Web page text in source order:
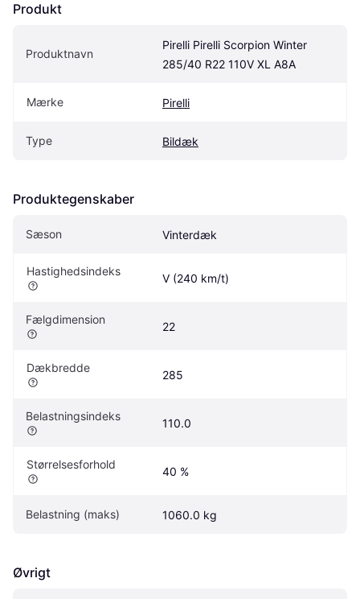
Produkt
Produktnavn
Pirelli Pirelli Scorpion Winter
285/40 R22 110V XL A8A
Mærke Pirelli
Type Bildæk
Produktegenskaber
Sæson Vinterdæk
Hastighedsindeks
V (240 km/t)
Fælgdimension
22
Dækbredde
285
Belastningsindeks
110.0
Størrelsesforhold
40 %
Belastning (maks) 1060.0 kg
Øvrigt